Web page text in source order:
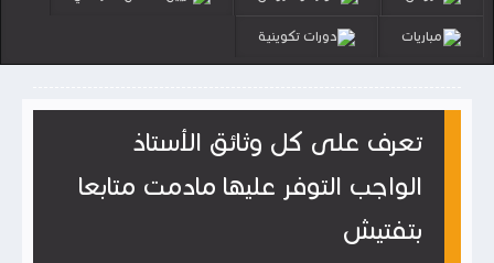
مباريات دورات تكوينية
تعرف على كل وثائق الأستاذ
الواجب التوفر عليها مادمت متابعا
بتفتيش